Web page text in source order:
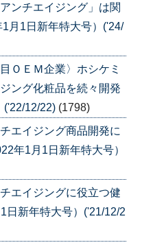
ンチエイジング」は関
月1日新年特大号）('24/
ＯＥＭ企業〉ホシケミ
ング化粧品を続々開発
('22/12/22) (1798)
エイジング商品開発に
年1月1日新年特大号）
エイジングに役立つ健
日新年特大号）('21/12/2